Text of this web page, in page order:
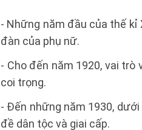
- Những năm đầu của thế kỉ
đàn của phụ nữ.
- Cho đến năm 1920, vai
coi trọng.
- Đến những năm 1930,
đề dân tộc và giai cấp.